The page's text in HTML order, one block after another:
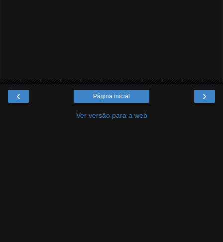
‹ ›
Página inicial
Ver versão para a web